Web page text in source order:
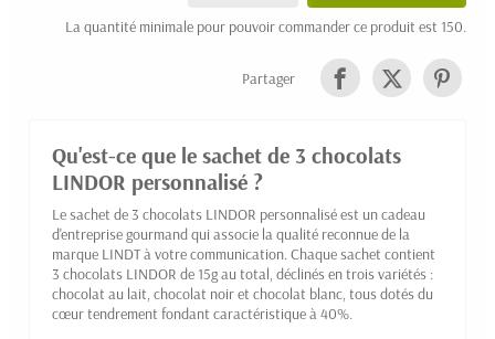
La quantité minimale pour pouvoir commander ce produit est 150.
Partager
Qu'est-ce que le sachet de 3 chocolats
LINDOR personnalisé ?
Le sachet de 3 chocolats LINDOR personnalisé est un cadeau
d'entreprise gourmand qui associe la qualité reconnue de la
marque LINDT à votre communication. Chaque sachet contient
3 chocolats LINDOR de 15g au total, déclinés en trois variétés :
chocolat au lait, chocolat noir et chocolat blanc, tous dotés du
cœur tendrement fondant caractéristique à 40%.